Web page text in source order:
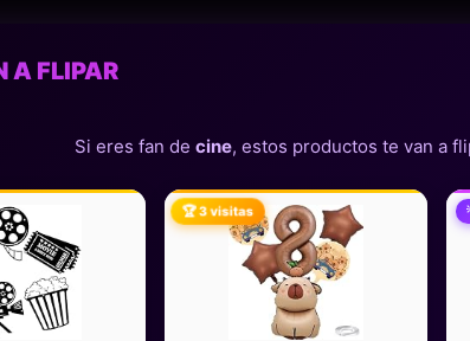
A FLIPAR
Si eres fan de cine, estos productos te van a
🏆 3 visitas